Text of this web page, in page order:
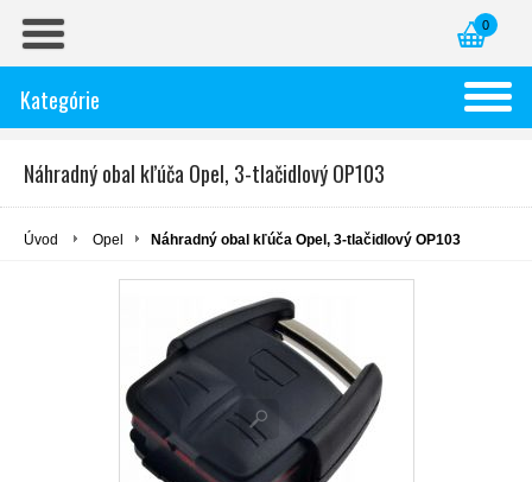
0
Kategórie
Náhradný obal kľúča Opel, 3-tlačidlový OP103
Úvod Opel Náhradný obal kľúča Opel, 3-tlačidlový OP103